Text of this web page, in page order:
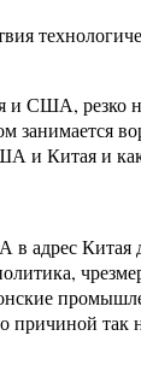
США,
и Китая и
так